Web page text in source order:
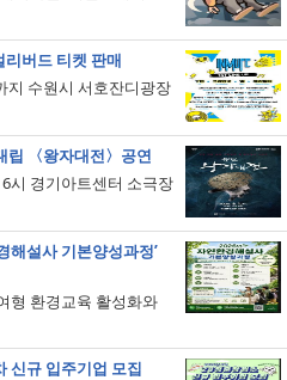
리버드 티켓 판매
지 수원시 서호잔디광장
립 〈왕자대전〉공연
시 경기아트센터 소극장
해설사 기본양성과정’
형 환경교육 활성화와
신규 입주기업 모집